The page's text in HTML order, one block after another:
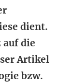
dient.
auf die
Artikel
bzw.